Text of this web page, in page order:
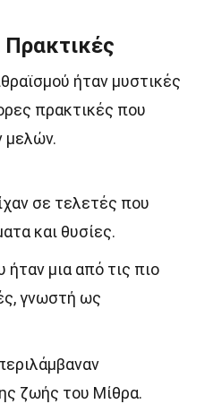
Πρακτικές
ήταν μυστικές
πρακτικές που
μελών.
σε τελετές που
και θυσίες.
ήταν μια από τις πιο
γνωστή ως
ζωής του Μίθρα.